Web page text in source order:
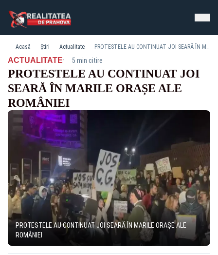
Acasă Știri Actualitate PROTESTELE AU CONTINUAT JOI SEARĂ ÎN MARILE ORAȘE ALE ROMÂNIEI
ACTUALITATE· 5 min citire
PROTESTELE AU CONTINUAT JOI
SEARĂ ÎN MARILE ORAȘE ALE
ROMÂNIEI
PROTESTELE AU CONTINUAT JOI SEARĂ ÎN MARILE ORAȘE ALE
ROMÂNIEI